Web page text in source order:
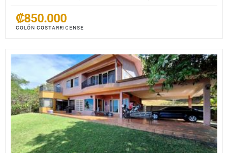
₡850.000
COLÓN COSTARRICENSE